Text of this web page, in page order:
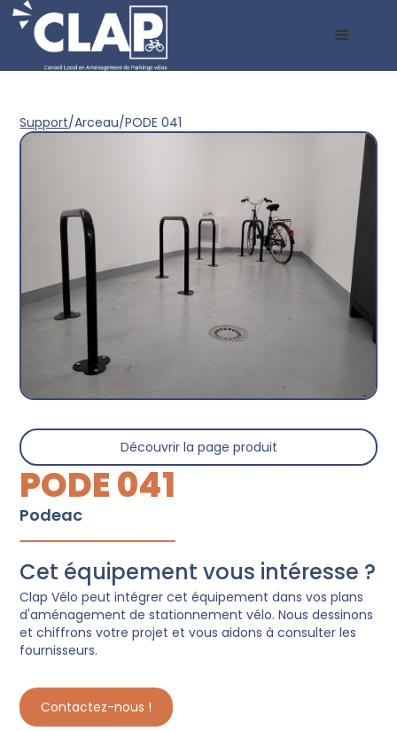
Support/Arceau/PODE 041
Découvrir la page produit
PODE 041
Podeac
Cet équipement vous intéresse ?
Clap Vélo peut intégrer cet équipement dans vos plans
d'aménagement de stationnement vélo. Nous dessinons
et chiffrons votre projet et vous aidons à consulter les
fournisseurs.
Contactez-nous !